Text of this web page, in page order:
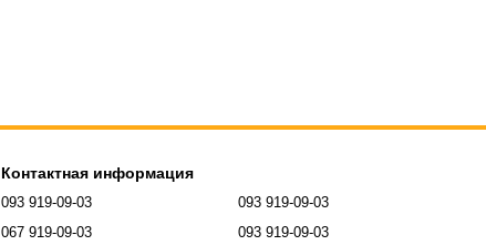
Контактная информация
093 919-09-03
067 919-09-03
093 919-09-03
093 919-09-03